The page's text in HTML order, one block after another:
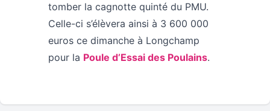
tomber la cagnotte quinté du PMU.
Celle-ci s’élèvera ainsi à 3 600 000
euros ce dimanche à Longchamp
pour la Poule d’Essai des Poulains.